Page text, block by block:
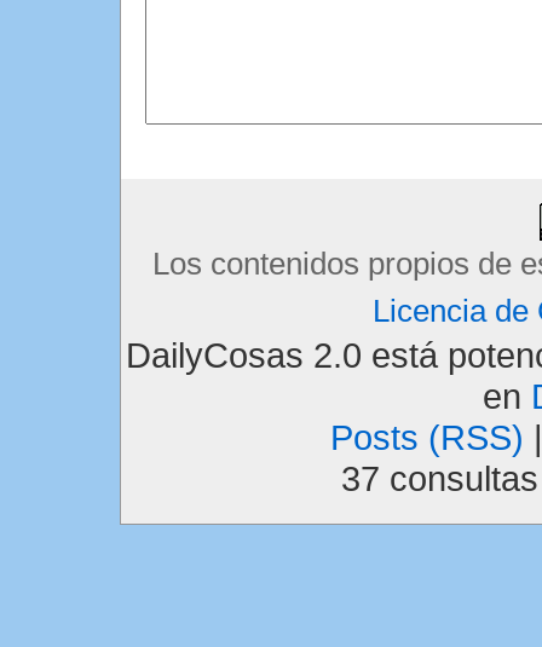
Los contenidos propios de
Licencia de
DailyCosas 2.0 está
en
Posts (RSS)
37